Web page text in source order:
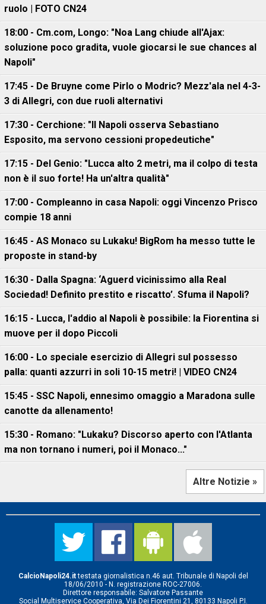
ruolo | FOTO CN24
18:00 - Cm.com, Longo: "Noa Lang chiude all'Ajax:
soluzione poco gradita, vuole giocarsi le sue chances al
Napoli"
17:45 - De Bruyne come Pirlo o Modric? Mezz'ala nel 4-3-
3 di Allegri, con due ruoli alternativi
17:30 - Cerchione: "Il Napoli osserva Sebastiano
Esposito, ma servono cessioni propedeutiche"
17:15 - Del Genio: "Lucca alto 2 metri, ma il colpo di testa
non è il suo forte! Ha un'altra qualità"
17:00 - Compleanno in casa Napoli: oggi Vincenzo Prisco
compie 18 anni
16:45 - AS Monaco su Lukaku! BigRom ha messo tutte le
proposte in stand-by
16:30 - Dalla Spagna: ‘Aguerd vicinissimo alla Real
Sociedad! Definito prestito e riscatto’. Sfuma il Napoli?
16:15 - Lucca, l'addio al Napoli è possibile: la Fiorentina si
muove per il dopo Piccoli
16:00 - Lo speciale esercizio di Allegri sul possesso
palla: quanti azzurri in soli 10-15 metri! | VIDEO CN24
15:45 - SSC Napoli, ennesimo omaggio a Maradona sulle
canotte da allenamento!
15:30 - Romano: "Lukaku? Discorso aperto con l'Atlanta
ma non tornano i numeri, poi il Monaco..."
Altre Notizie »
CalcioNapoli24.ittestata giornalistica n.46 aut. Tribunale di Napoli del
18/06/2010 - N. registrazione ROC-27006.
Direttore responsabile: Salvatore Passante
Social Multiservice Cooperativa, Via Dei Fiorentini 21, 80133 Napoli P.I.